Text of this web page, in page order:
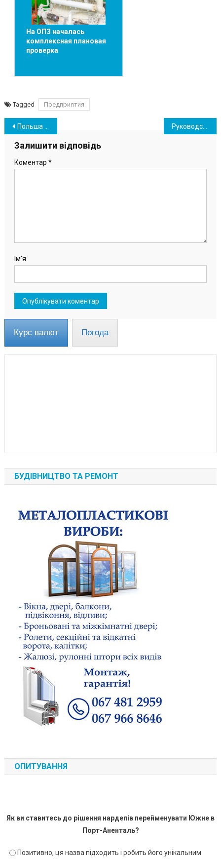
На ОПЗ началась
комплексная плановая
проверка
Tagged Предприятия
Навігація
записів
Польша меняет правила трудоустройства для украинцев Руководство полиции проведет прием граждан в населенных пунктах Южненской ОТГ
Залишити відповідь
Коментар *
Ім'я
Курс валют Погода
БУДІВНИЦТВО ТА РЕМОНТ
ОПИТУВАННЯ
Як ви ставитесь до рішення нардепів перейменувати Южне в
Порт-Аненталь?
Позитивно, ця назва підходить і робить його унікальним